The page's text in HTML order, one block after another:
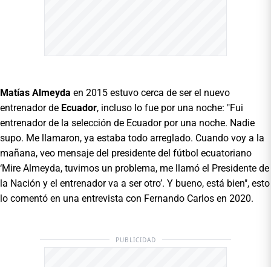
Matías Almeyda en 2015 estuvo cerca de ser el nuevo
entrenador de Ecuador, incluso lo fue por una noche: "Fui
entrenador de la selección de Ecuador por una noche. Nadie
supo. Me llamaron, ya estaba todo arreglado. Cuando voy a la
mañana, veo mensaje del presidente del fútbol ecuatoriano
‘Mire Almeyda, tuvimos un problema, me llamó el Presidente de
la Nación y el entrenador va a ser otro’. Y bueno, está bien", esto
lo comentó en una entrevista con Fernando Carlos en 2020.
PUBLICIDAD